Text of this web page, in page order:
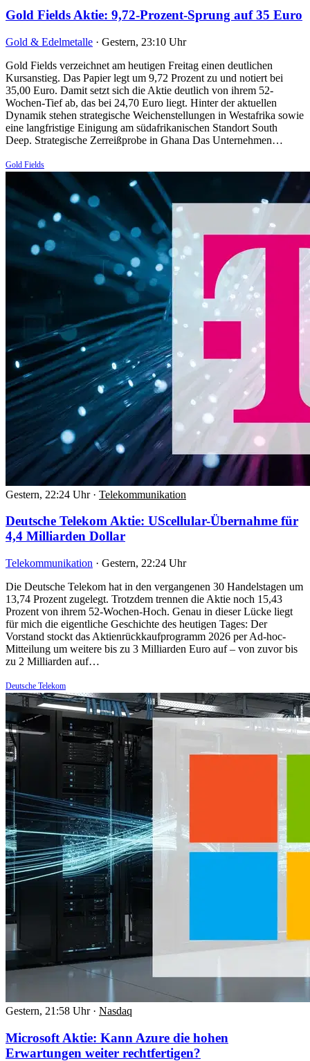
Gold Fields Aktie: 9,72-Prozent-Sprung auf 35 Euro
Gold & Edelmetalle · Gestern, 23:10 Uhr
Gold Fields verzeichnet am heutigen Freitag einen deutlichen
Kursanstieg. Das Papier legt um 9,72 Prozent zu und notiert bei
35,00 Euro. Damit setzt sich die Aktie deutlich von ihrem 52-
Wochen-Tief ab, das bei 24,70 Euro liegt. Hinter der aktuellen
Dynamik stehen strategische Weichenstellungen in Westafrika sowie
eine langfristige Einigung am südafrikanischen Standort South
Deep. Strategische Zerreißprobe in Ghana Das Unternehmen…
Gold Fields
Gestern, 22:24 Uhr · Telekommunikation
Deutsche Telekom Aktie: UScellular-Übernahme für
4,4 Milliarden Dollar
Telekommunikation · Gestern, 22:24 Uhr
Die Deutsche Telekom hat in den vergangenen 30 Handelstagen um
13,74 Prozent zugelegt. Trotzdem trennen die Aktie noch 15,43
Prozent von ihrem 52-Wochen-Hoch. Genau in dieser Lücke liegt
für mich die eigentliche Geschichte des heutigen Tages: Der
Vorstand stockt das Aktienrückkaufprogramm 2026 per Ad-hoc-
Mitteilung um weitere bis zu 3 Milliarden Euro auf – von zuvor bis
zu 2 Milliarden auf…
Deutsche Telekom
Gestern, 21:58 Uhr · Nasdaq
Microsoft Aktie: Kann Azure die hohen
Erwartungen weiter rechtfertigen?